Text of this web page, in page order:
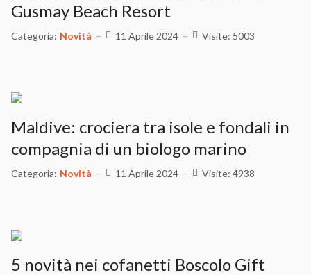
Gusmay Beach Resort
Categoria: Novità 11 Aprile 2024 Visite: 5003
Maldive: crociera tra isole e fondali in
compagnia di un biologo marino
Categoria: Novità 11 Aprile 2024 Visite: 4938
5 novità nei cofanetti Boscolo Gift